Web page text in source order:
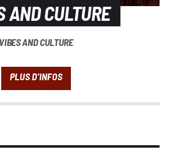
AND CULTURE
VIBES AND CULTURE